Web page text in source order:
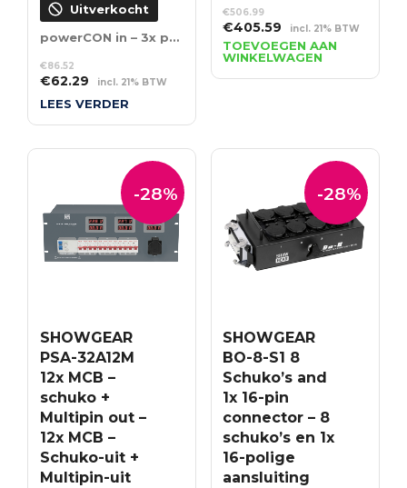
Uitverkocht
powerCON in – 3x powerCON out
€86.52
Oorspronkelijke
prijs
€62.29Huidige
prijs
incl. 21% BTW
LEES VERDER
€506.99
Oorspronkelijke
prijs
was:
€506.99.
€405.59 Huidige
prijs
is:
€405.59.
incl. 21% BTW
TOEVOEGEN AAN
WINKELWAGEN
-28%
SHOWGEAR
PSA-32A12M
12x MCB –
schuko +
Multipin out –
12x MCB –
Schuko-uit +
Multipin-uit
-28%
SHOWGEAR
BO-8-S1 8
Schuko’s and
1x 16-pin
connector – 8
schuko’s en 1x
16-polige
aansluiting